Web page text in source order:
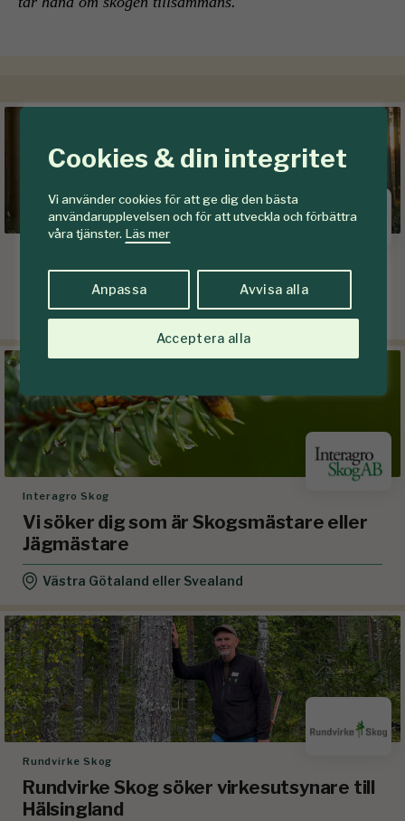
Cookies & din integritet
Vi använder cookies för att ge dig den bästa
användarupplevelsen och för att utveckla och förbättra
våra tjänster. Läs mer
Anpassa Avvisa alla
Acceptera alla
Områdeschef
Hjältevad
Interagro Skog
Vi söker dig som är Skogsmästare eller
Jägmästare
Västra Götaland eller Svealand
Rundvirke Skog
Rundvirke Skog söker virkesutsynare till
Hälsingland